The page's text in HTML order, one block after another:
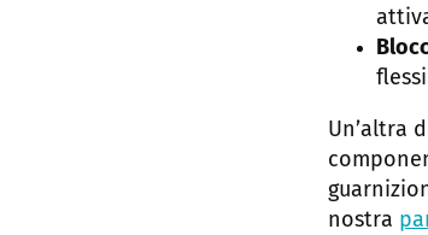
Un’altra
nostra